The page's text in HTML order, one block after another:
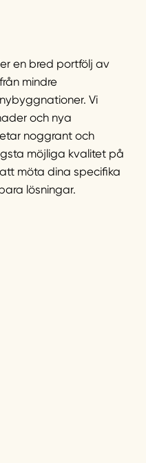
en bred portfölj av
mindre
Vi
och nya
noggrant och
möjliga kvalitet på
möta dina specifika
lösningar.